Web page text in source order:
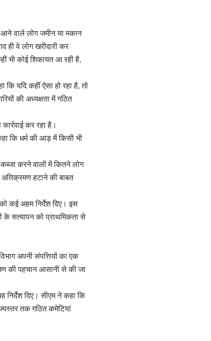
वाले लोग जमीन या मकान
वे लोग खरीदारी कर
भी कोई शिकायत आ रही है,
कि यदि कहीं ऐसा हो रहा है, तो
की अध्यक्षता में गठित
कर रहा है।
कि धर्म की आड़ में किसी भी
कब्जा करने वालों में कितने लोग
हटाने की बाबत
कई अहम निर्देश दिए। इस
के सत्यापन को प्राथमिकता से
अपनी संपत्तियों का एक
की पहचान आसानी से की जा
दिए। सीएम ने कहा कि
तक गठित कमेटियां